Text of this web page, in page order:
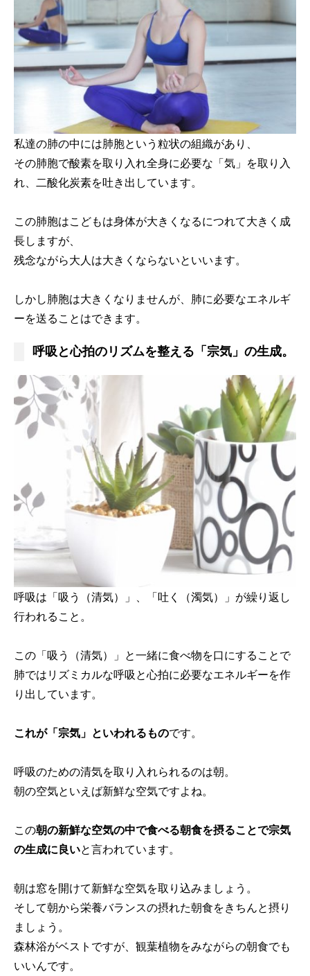
私達の肺の中には肺胞という粒状の組織があり、
その肺胞で酸素を取り入れ全身に必要な「気」を取り入
れ、二酸化炭素を吐き出しています。
この肺胞はこどもは身体が大きくなるにつれて大きく成
長しますが、
残念ながら大人は大きくならないといいます。
しかし肺胞は大きくなりませんが、肺に必要なエネルギ
ーを送ることはできます。
呼吸と心拍のリズムを整える「宗気」の生成。
呼吸は「吸う（清気）」、「吐く（濁気）」が繰り返し
行われること。
この「吸う（清気）」と一緒に食べ物を口にすることで
肺ではリズミカルな呼吸と心拍に必要なエネルギーを作
り出しています。
これが「宗気」といわれるものです。
呼吸のための清気を取り入れられるのは朝。
朝の空気といえば新鮮な空気ですよね。
この朝の新鮮な空気の中で食べる朝食を摂ることで宗気
の生成に良いと言われています。
朝は窓を開けて新鮮な空気を取り込みましょう。
そして朝から栄養バランスの摂れた朝食をきちんと摂り
ましょう。
森林浴がベストですが、観葉植物をみながらの朝食でも
いいんです。